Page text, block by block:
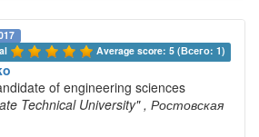
Average score: 5 (Всего: 1)
of engineering sciences
Technical University" , Ростовская